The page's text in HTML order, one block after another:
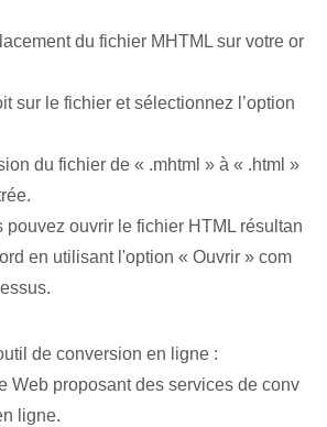
du fichier MHTML sur votre or
sur le fichier et sélectionnez l’option
du fichier de « .mhtml » à « .html »
pouvez ouvrir le fichier HTML résultan
en utilisant l'option « Ouvrir » com
de conversion en ligne :
Web proposant des services de conv
ligne.